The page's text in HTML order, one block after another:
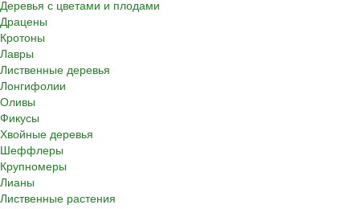
Деревья с цветами и плодами
Драцены
Кротоны
Лавры
Лиственные деревья
Лонгифолии
Оливы
Фикусы
Хвойные деревья
Шеффлеры
Крупномеры
Лианы
Лиственные растения